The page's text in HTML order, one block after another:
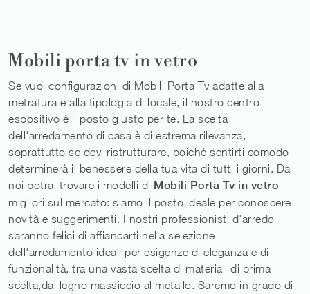
Mobili porta tv in vetro
Se vuoi configurazioni di Mobili Porta Tv adatte alla
metratura e alla tipologia di locale, il nostro centro
espositivo è il posto giusto per te. La scelta
dell'arredamento di casa è di estrema rilevanza,
soprattutto se devi ristrutturare, poiché sentirti comodo
determinerà il benessere della tua vita di tutti i giorni. Da
noi potrai trovare i modelli di Mobili Porta Tv in vetro
migliori sul mercato: siamo il posto ideale per conoscere
novità e suggerimenti. I nostri professionisti d'arredo
saranno felici di affiancarti nella selezione
dell'arredamento ideali per esigenze di eleganza e di
funzionalità, tra una vasta scelta di materiali di prima
scelta,dal legno massiccio al metallo. Saremo in grado di